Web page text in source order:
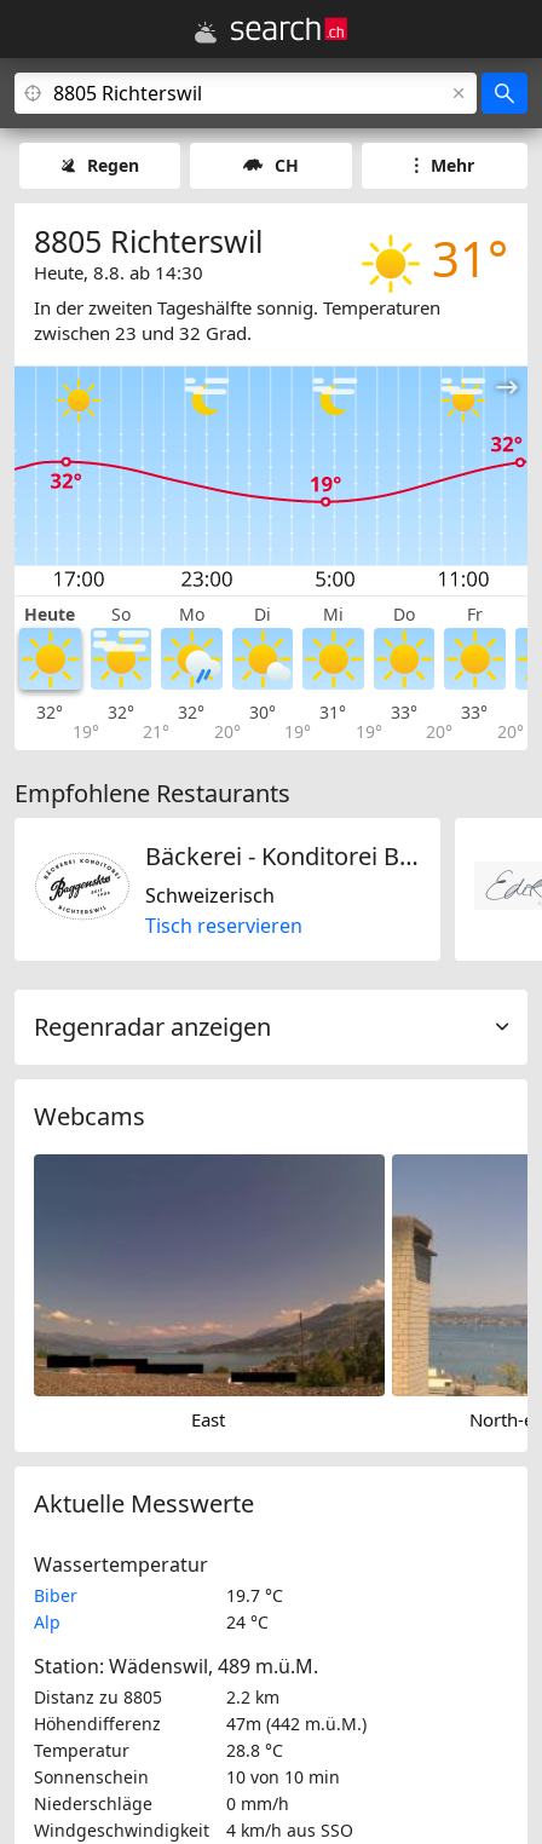
Regen CH Mehr
31°
8805 Richterswil
Heute, 8.8. ab 14:30
In der zweiten Tageshälfte sonnig. Temperaturen
zwischen 23 und 32 Grad.
Heute So Mo Di Mi Do Fr
32°
19°
32°
21°
32°
20°
30°
19°
31°
19°
33°
20°
33°
20°
Empfohlene Restaurants
Bäckerei - Konditorei Baggenstoss
Schweizerisch
Tisch reservieren
Regenradar anzeigen
Webcams
East North-
Aktuelle Messwerte
Wassertemperatur
Biber
19.7 °C
Alp
24 °C
Station: Wädenswil, 489 m.ü.M.
Distanz zu 8805
2.2 km
Höhendifferenz
47m (442 m.ü.M.)
Temperatur
28.8 °C
Sonnenschein
10 von 10 min
Niederschläge
0 mm/h
Windgeschwindigkeit
4 km/h aus SSO